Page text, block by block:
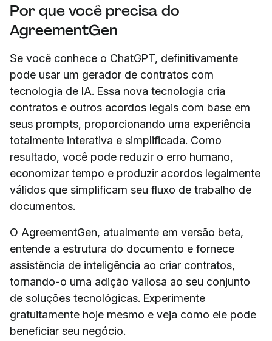
Por que você precisa do
AgreementGen
Se você conhece o ChatGPT, definitivamente
pode usar um gerador de contratos com
tecnologia de IA. Essa nova tecnologia cria
contratos e outros acordos legais com base em
seus prompts, proporcionando uma experiência
totalmente interativa e simplificada. Como
resultado, você pode reduzir o erro humano,
economizar tempo e produzir acordos legalmente
válidos que simplificam seu fluxo de trabalho de
documentos.
O AgreementGen, atualmente em versão beta,
entende a estrutura do documento e fornece
assistência de inteligência ao criar contratos,
tornando-o uma adição valiosa ao seu conjunto
de soluções tecnológicas. Experimente
gratuitamente hoje mesmo e veja como ele pode
beneficiar seu negócio.